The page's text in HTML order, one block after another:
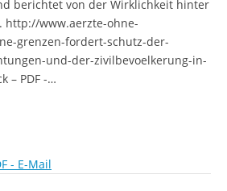
berichtet von der Wirklichkeit hinter
www.aerzte-ohne-
grenzen-fordert-schutz-der-
und-der-zivilbevoelkerung-in-
– PDF -…
- E-Mail